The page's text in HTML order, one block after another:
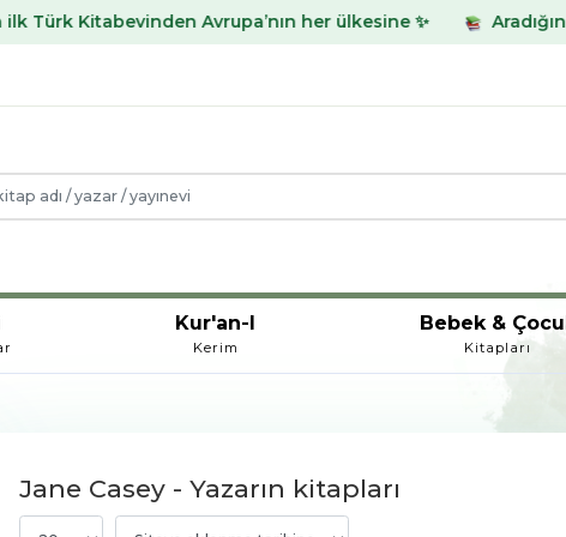
Avrupa’nın her ülkesine ✨ Aradığınız kitabı
Kur'an-I
Kerim
Bebek &
Kitapları
Jane Casey - Yazarın kitapları